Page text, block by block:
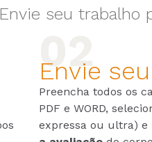
Envie seu trabalho
Envie
Preencha todos os
PDF e WORD,
expressa ou ultra) e